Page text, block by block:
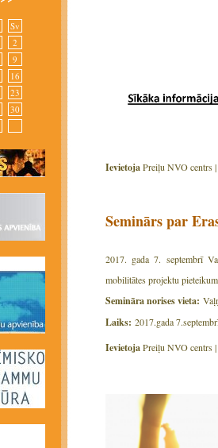
IevietojaPreiļu NVO centrs |
Seminārs par
2017. gada 7. septembrī
mobilitātes projektu
Semināra norises vieta:
Laiks: 2017.gada
IevietojaPreiļu NVO centrs |
Sv
2
9
16
23
30